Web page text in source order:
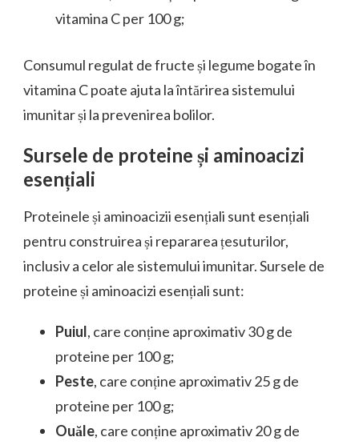
vitamina C per 100 g;
Consumul regulat de fructe și legume bogate în
vitamina C poate ajuta la întărirea sistemului
imunitar și la prevenirea bolilor.
Sursele de proteine și aminoacizi
esențiali
Proteinele și aminoacizii esențiali sunt esențiali
pentru construirea și repararea țesuturilor,
inclusiv a celor ale sistemului imunitar. Sursele de
proteine și aminoacizi esențiali sunt:
Puiul, care conține aproximativ 30 g de
proteine per 100 g;
Peste, care conține aproximativ 25 g de
proteine per 100 g;
Ouăle, care conține aproximativ 20 g de